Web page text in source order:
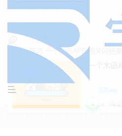
找到 1 篇与 一个木函APP 相关的结果
一个木
1年前